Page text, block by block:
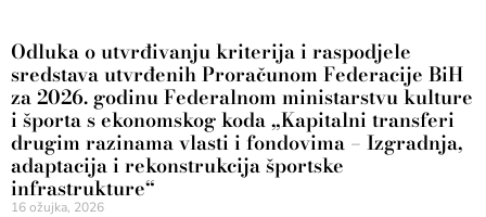
Odluka o utvrđivanju kriterija i raspodjele
sredstava utvrđenih Proračunom Federacije BiH
za 2026. godinu Federalnom ministarstvu kulture
i športa s ekonomskog koda „Kapitalni transferi
drugim razinama vlasti i fondovima – Izgradnja,
adaptacija i rekonstrukcija športske
infrastrukture“
16 ožujka, 2026